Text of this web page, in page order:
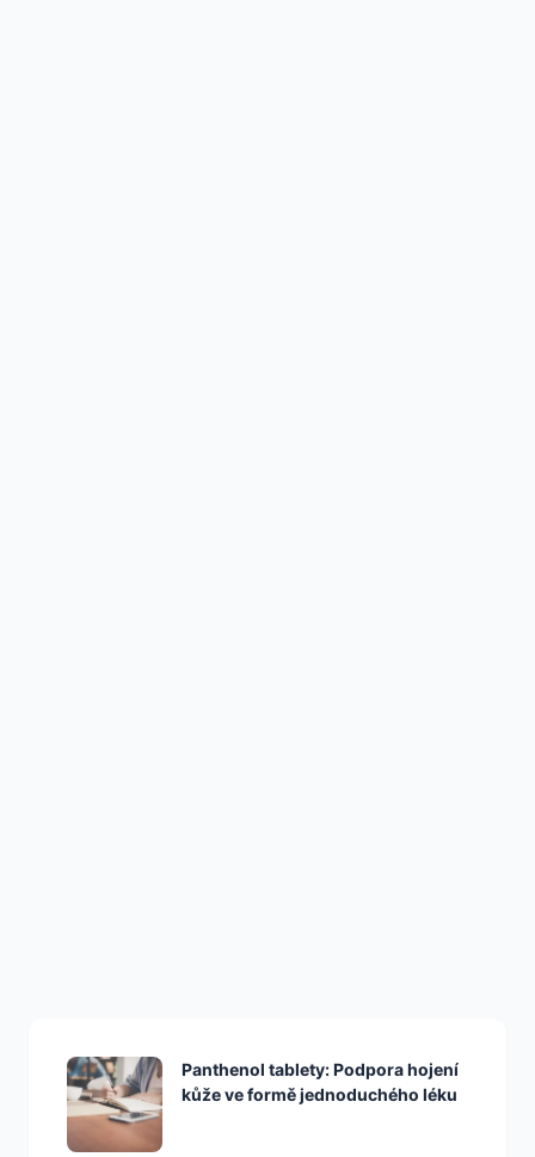
Panthenol tablety: Podpora hojení
kůže ve formě jednoduchého léku